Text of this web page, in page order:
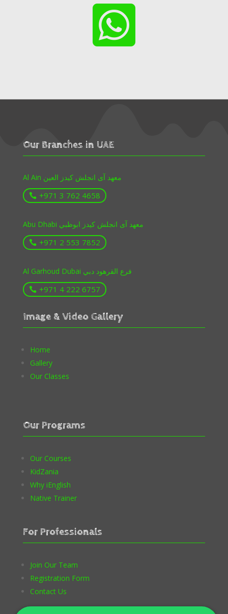

Our Branches in UAE
Al Ain معهد آى انجلش كيدز العين
+971 3 762 4658
Abu Dhabi معهد آى انجلش كيدز ابوظبي
+971 2 553 7852
Al Garhoud Dubai فرع القرهود دبي
+971 4 222 6757
Image & Video Gallery
Home
Gallery
Our Classes
Our Programs
Our Courses
KidZania
Why iEnglish
Native Trainer
For Professionals
Join Our Team
Registration Form
Contact Us